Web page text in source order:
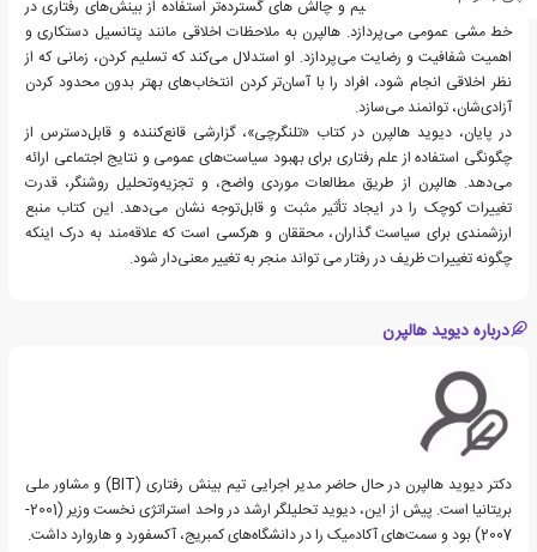
خاص، این کتاب به مفاهیم و چالش های گسترده‌تر استفاده از بینش‌های رفتاری در
خط‌ مشی عمومی می‌پردازد. هالپرن به ملاحظات اخلاقی مانند پتانسیل دستکاری و
اهمیت شفافیت و رضایت می‌پردازد. او استدلال می‌کند که تسلیم کردن، زمانی که از
نظر اخلاقی انجام شود، افراد را با آسان‌تر کردن انتخاب‌های بهتر بدون محدود کردن
آزادی‌شان، توانمند می‌سازد.
در پایان، دیوید هالپرن در کتاب «تلنگرچی»، گزارشی قانع‌کننده و قابل‌دسترس از
چگونگی استفاده از علم رفتاری برای بهبود سیاست‌های عمومی و نتایج اجتماعی ارائه
می‌دهد. هالپرن از طریق مطالعات موردی واضح، و تجزیه‌و‌تحلیل روشنگر، قدرت
تغییرات کوچک را در ایجاد تأثیر مثبت و قابل‌توجه نشان می‌دهد. این کتاب منبع
ارزشمندی برای سیاست گذاران، محققان و هر‌کسی‌ است که علاقه‌مند به درک اینکه
چگونه تغییرات ظریف در رفتار می تواند منجر به تغییر معنی‌دار شود.
درباره دیوید هالپرن
دکتر دیوید هالپرن در حال حاضر مدیر اجرایی تیم بینش رفتاری (BIT) و مشاور ملی
بریتانیا است. پیش از این، دیوید تحلیلگر ارشد در واحد استراتژی نخست وزیر (2001-
2007) بود و سمت‌های آکادمیک را در دانشگاه‌های کمبریج، آکسفورد و هاروارد داشت.